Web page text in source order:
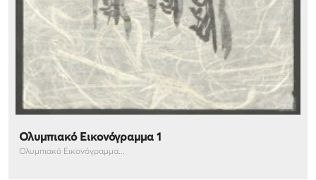
Ολυμπιακό Εικονόγραμμα 1
Ολυμπιακό Εικονόγραμμα...